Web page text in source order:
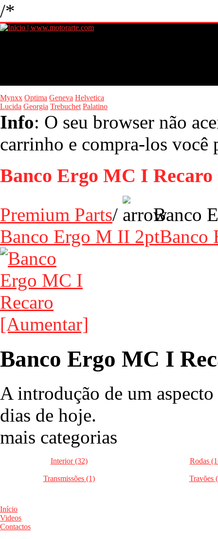
/*
Mynxx Optima Geneva Helvetica
Lucida Georgia Trebuchet Palatino
Info: O seu browser não
carrinho e compra-los você
Banco Ergo MC I Recaro
Premium Parts/
Banco
Banco Ergo M II 2ptBanco
[Aumentar]
Banco Ergo MC I
A introdução de um
dias de hoje.
mais categorias
Interior (32) Rodas
Transmissões (1) Travões
Início
Videos
Contactos